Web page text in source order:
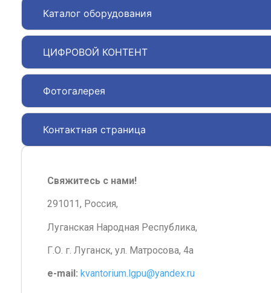
Каталог оборудования
ЦИФРОВОЙ КОНТЕНТ
Фотогалерея
Контактная страница
Свяжитесь с нами!
291011, Россия,
Луганская Народная Республика,
Г.О. г. Луганск, ул. Матросова, 4а
e-mail: kvantorium.lgpu@yandex.ru